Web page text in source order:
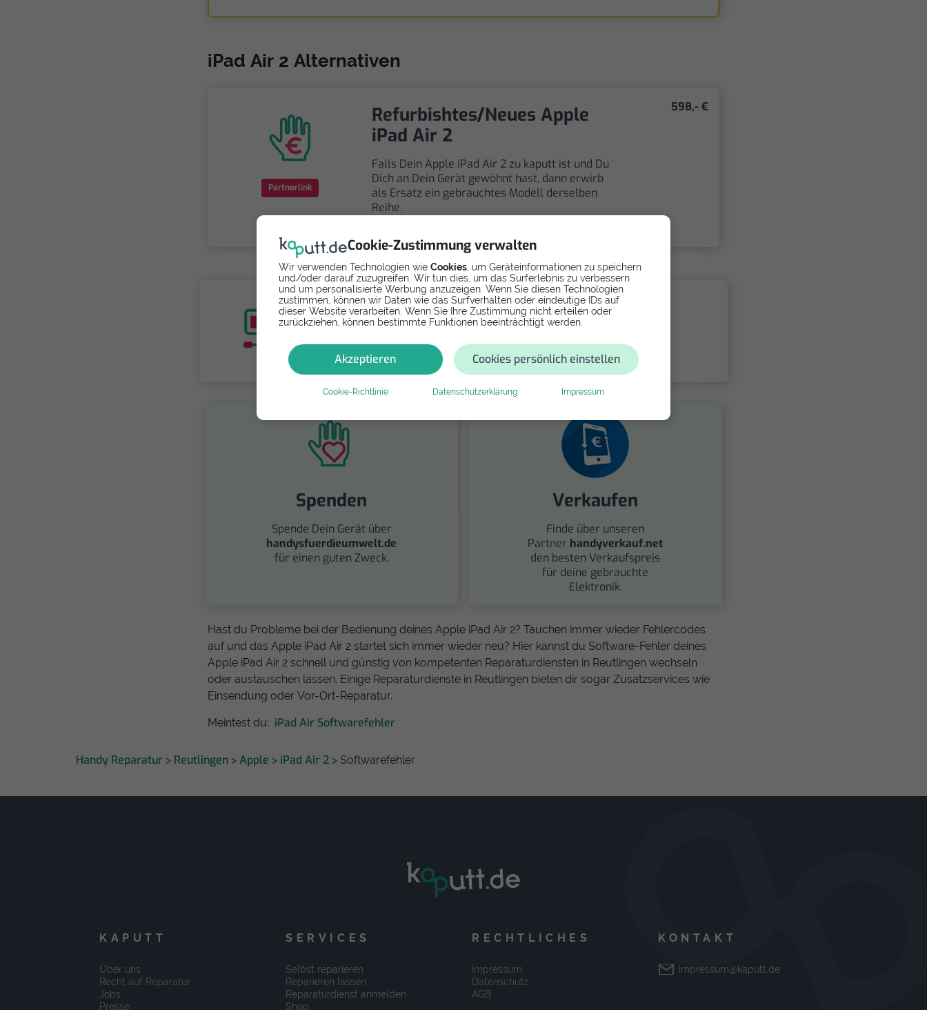
Cookie-Zustimmung verwalten
Wir verwenden Technologien wie Cookies , um Geräteinformationen zu speichern
und/oder darauf zuzugreifen. Wir tun dies, um das Surferlebnis zu verbessern
und um personalisierte Werbung anzuzeigen. Wenn Sie diesen Technologien
zustimmen, können wir Daten wie das Surfverhalten oder eindeutige IDs auf
dieser Website verarbeiten. Wenn Sie Ihre Zustimmung nicht erteilen oder
zurückziehen, können bestimmte Funktionen beeinträchtigt werden.
Akzeptieren Cookies persönlich einstellen
Cookie-Richtlinie Datenschutzerklärung Impressum
iPad Air 2 Alternativen
Partnerlink
Refurbishtes/Neues Apple
iPad Air 2
Falls Dein Apple iPad Air 2 zu kaputt ist und Du
Dich an Dein Gerät gewöhnt hast, dann erwirb
als Ersatz ein gebrauchtes Modell derselben
Reihe.
598,- €
Selbst reparieren
Videoanleitung selbst. Ersatzteile ab
Spenden
Spende Dein Gerät über
handysfuerdieumwelt.de
für einen guten Zweck.
Verkaufen
Finde über unseren
Partner handyverkauf.net
den besten Verkaufspreis
für deine gebrauchte
Elektronik.
Hast du Probleme bei der Bedienung deines Apple iPad Air 2? Tauchen immer wieder Fehlercodes
auf und das Apple iPad Air 2 startet sich immer wieder neu? Hier kannst du Software-Fehler deines
Apple iPad Air 2 schnell und günstig von kompetenten Reparaturdiensten in Reutlingen wechseln
oder austauschen lassen. Einige Reparaturdienste in Reutlingen bieten dir sogar Zusatzservices wie
Einsendung oder Vor-Ort-Reparatur.
Meintest du: iPad Air Softwarefehler
Handy Reparatur > Reutlingen > Apple > iPad Air 2 > Softwarefehler
KAPUTT
Über uns
Recht auf Reparatur
Jobs
Presse
SERVICES
Selbst reparieren
Reparieren lassen
Reparaturdienst anmelden
Shop
RECHTLICHES
Impressum
Datenschutz
AGB
KONTAKT
impressum@kaputt.de